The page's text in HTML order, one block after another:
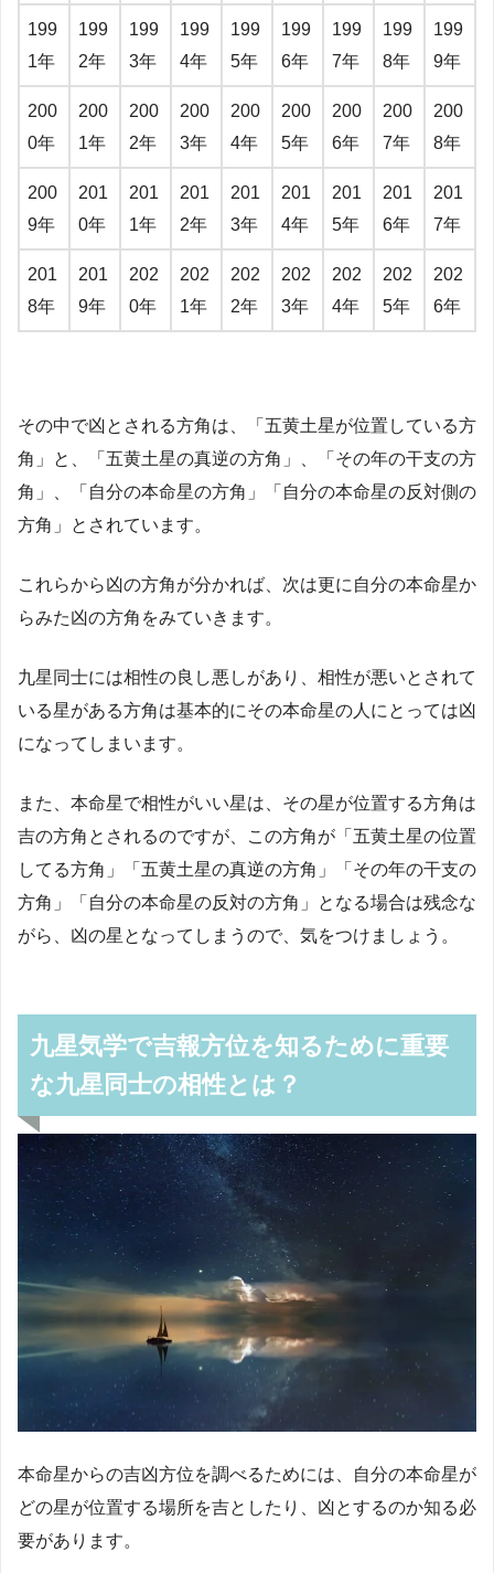
199
1年
199
2年
199
3年
199
4年
199
5年
199
6年
199
7年
199
8年
199
9年
200
0年
200
1年
200
2年
200
3年
200
4年
200
5年
200
6年
200
7年
200
8年
200
9年
201
0年
201
1年
201
2年
201
3年
201
4年
201
5年
201
6年
201
7年
201
8年
201
9年
202
0年
202
1年
202
2年
202
3年
202
4年
202
5年
202
6年
その中で凶とされる方角は、「五黄土星が位置している方
角」と、「五黄土星の真逆の方角」、「その年の干支の方
角」、「自分の本命星の方角」「自分の本命星の反対側の
方角」とされています。
これらから凶の方角が分かれば、次は更に自分の本命星か
らみた凶の方角をみていきます。
九星同士には相性の良し悪しがあり、相性が悪いとされて
いる星がある方角は基本的にその本命星の人にとっては凶
になってしまいます。
また、本命星で相性がいい星は、その星が位置する方角は
吉の方角とされるのですが、この方角が「五黄土星の位置
してる方角」「五黄土星の真逆の方角」「その年の干支の
方角」「自分の本命星の反対の方角」となる場合は残念な
がら、凶の星となってしまうので、気をつけましょう。
九星気学で吉報方位を知るために重要
な九星同士の相性とは？
本命星からの吉凶方位を調べるためには、自分の本命星が
どの星が位置する場所を吉としたり、凶とするのか知る必
要があります。